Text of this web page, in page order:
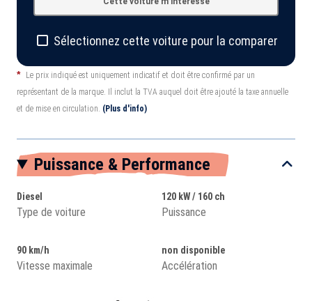
Sélectionnez cette voiture pour la comparer
*
Le prix indiqué est uniquement indicatif et doit être confirmé par un
représentant de la marque. Il inclut la TVA auquel doit être ajouté la taxe annuelle
et de mise en circulation. (Plus d'info)
Puissance & Performance
Diesel
Type de voiture
120 kW / 160 ch
Puissance
90 km/h
Vitesse maximale
non disponible
Accélération